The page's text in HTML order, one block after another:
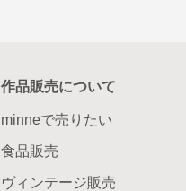
作品販売について
minneで売りたい
食品販売
ヴィンテージ販売